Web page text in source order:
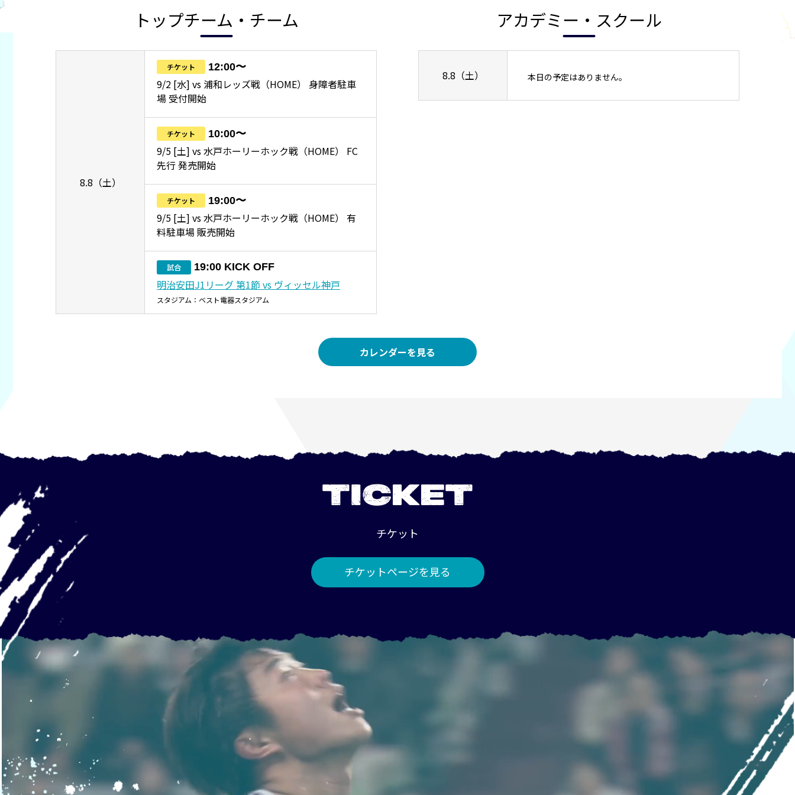
トップチーム・チーム
8.8（土）
チケット 12:00〜
9/2 [水] vs 浦和レッズ戦（HOME） 身障者駐車
場 受付開始
チケット 10:00〜
9/5 [土] vs 水戸ホーリーホック戦（HOME） FC
先行 発売開始
チケット 19:00〜
9/5 [土] vs 水戸ホーリーホック戦（HOME） 有
料駐車場 販売開始
試合 19:00 KICK OFF
明治安田J1リーグ 第1節 vs ヴィッセル神戸
スタジアム：ベスト電器スタジアム
アカデミー・スクール
8.8（土） 本日の予定はありません。
カレンダーを見る
TICKET
チケット
チケットページを見る